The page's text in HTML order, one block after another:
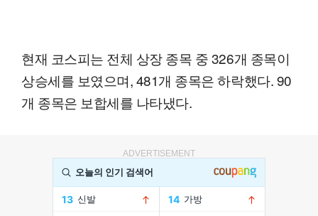
현재 코스피는 전체 상장 종목 중 326개 종목이
상승세를 보였으며, 481개 종목은 하락했다. 90
개 종목은 보합세를 나타냈다.
ADVERTISEMENT